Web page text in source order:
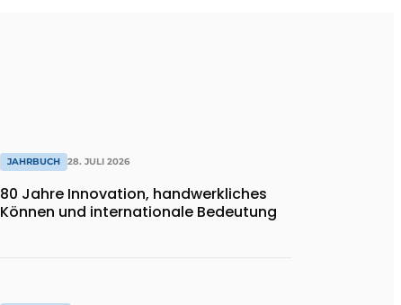
JAHRBUCH 28. JULI 2026
80 Jahre Innovation, handwerkliches
Können und internationale Bedeutung